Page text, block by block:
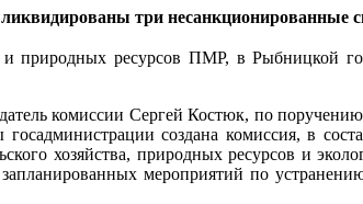
три несанкционированные
и природных ресурсов ПМР, в Рыбницкой
комиссии Сергей Костюк, по
создана комиссия, в
хозяйства, природных ресурсов и
мероприятий по